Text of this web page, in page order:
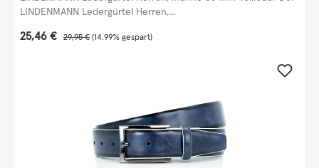
LINDENMANN Ledergürtel Herren,...
Verkaufspreis:
25,46 € Regulärer Preis:
29,95 € (14.99% gespart)